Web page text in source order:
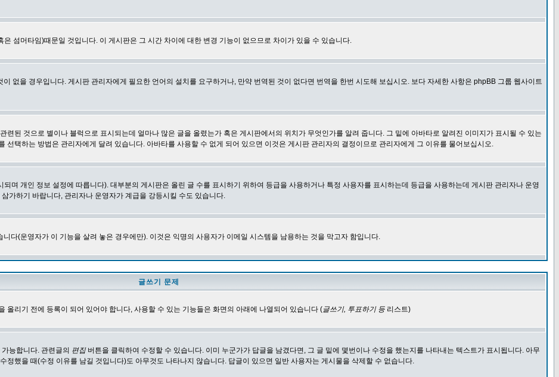
섬머타임)때문일 것입니다. 이 게시판은 그 시간 차이에 대한 변경 기능이 없으므로 차이가 있을 수 있습니다.
없을 경우입니다. 게시판 관리자에게 필요한 언어의 설치를 요구하거나, 만약 번역된 것이 없다면 번역을 한번 시도해 보십시오. 보다 자세한 사항은 phpBB 그룹 웹사이트
련된 것으로 별이나 블럭으로 표시되는데 얼마나 많은 글을 올렸는가 혹은 게시판에서의 위치가 무엇인가를 알려 줍니다. 그 밑에 아바타로 알려진 이미지가 표시될 수 있는
선택하는 방법은 관리자에게 달려 있습니다. 아바타를 사용할 수 없게 되어 있으면 이것은 게시판 관리자의 결정이므로 관리자에게 그 이유를 물어보십시오.
며 개인 정보 설정에 따릅니다). 대부분의 게시판은 올린 글 수를 표시하기 위하여 등급을 사용하거나 특정 사용자를 표시하는데 등급을 사용하는데 게시판 관리자나 운영
가하기 바랍니다, 관리자나 운영자가 계급을 강등시킬 수도 있습니다.
다(운영자가 이 기능을 살려 놓은 경우에만). 이것은 익명의 사용자가 이메일 시스템을 남용하는 것을 막고자 함입니다.
글쓰기 문제
올리기 전에 등록이 되어 있어야 합니다, 사용할 수 있는 기능들은 화면의 아래에 나열되어 있습니다 (글쓰기, 투표하기 등 리스트)
능합니다. 관련글의 편집버튼을 클릭하여 수정할 수 있습니다. 이미 누군가가 답글을 남겼다면, 그 글 밑에 몇번이나 수정을 했는지를 나타내는 텍스트가 표시됩니다. 아무
정했을 때(수정 이유를 남길 것입니다)도 아무것도 나타나지 않습니다. 답글이 있으면 일반 사용자는 게시물을 삭제할 수 없습니다.